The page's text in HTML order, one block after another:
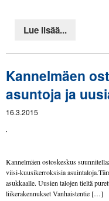
Lue lisää...
Kannelmäen
asuntoja ja
16.3.2015
Kannelmäen ostoskeskus
viisi-kuusikerroksisia
asukkaalle. Uusien talojen tieltä
liikerakennukset Vanhaistentie […]